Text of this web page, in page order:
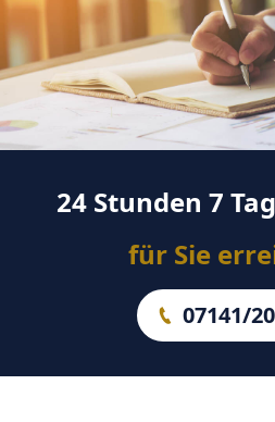
24 Stunden 7
für Sie
07141/